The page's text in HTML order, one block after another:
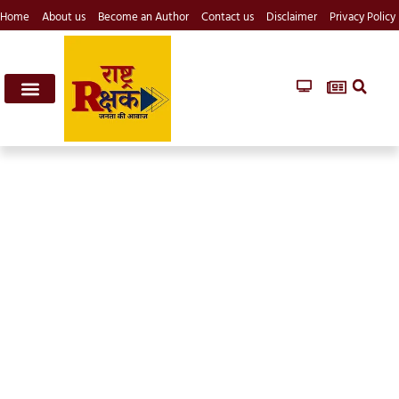
Home About us Become an Author Contact us Disclaimer Privacy Policy